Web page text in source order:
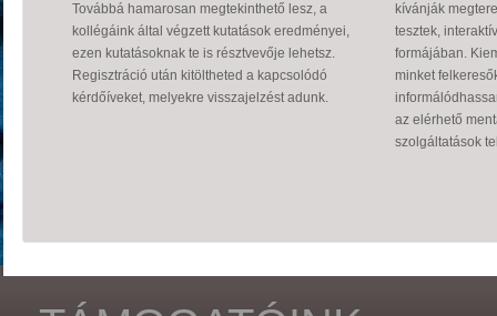
Továbbá hamarosan megtekinthető lesz, a
kollégáink által végzett kutatások eredményei,
ezen kutatásoknak te is résztvevője lehetsz.
Regisztráció után kitöltheted a kapcsolódó
kérdőíveket, melyekre visszajelzést adunk.
kívánják
tesztek,
formájában.
minket
az elérhető
szolgáltatások